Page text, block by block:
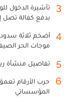
3
بدفع كفالة تصل إلى 20 ألف
4
أضخم ثلاثة
موجات الحر
5 تفاصيل منشأة
6
حرب الأرقام
المؤسساتي